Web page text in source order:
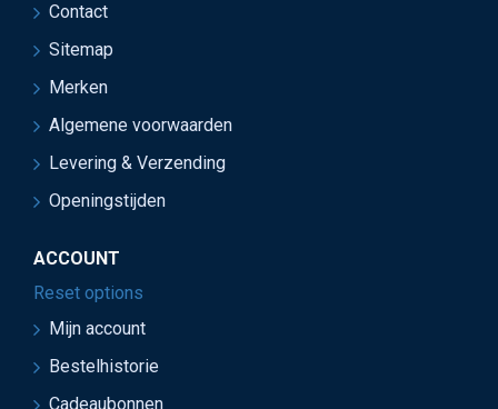
Contact
Sitemap
Merken
Algemene voorwaarden
Levering & Verzending
Openingstijden
ACCOUNT
Reset options
Mijn account
Bestelhistorie
Cadeaubonnen